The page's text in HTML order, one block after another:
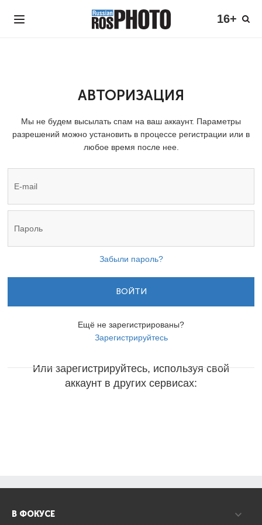
16+
АВТОРИЗАЦИЯ
Мы не будем высылать спам на ваш аккаунт. Параметры
разрешений можно установить в процессе регистрации или в
любое время после нее.
Забыли пароль?
ВОЙТИ
Ещё не зарегистрированы?
Зарегистрируйтесь
Или зарегистрируйтесь, используя свой
аккаунт в других сервисах:
В ФОКУСЕ